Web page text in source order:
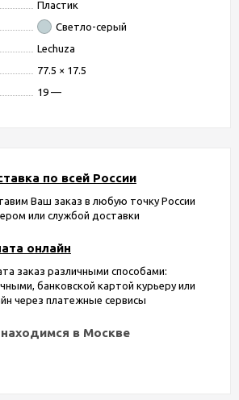
Пластик
Светло-серый
Lechuza
77.5 × 17.5
19 —
по всей России
Ваш заказ в любую точку России
или службой доставки
онлайн
заказ различными способами:
банковской картой курьеру или
через платежные сервисы
в Москве